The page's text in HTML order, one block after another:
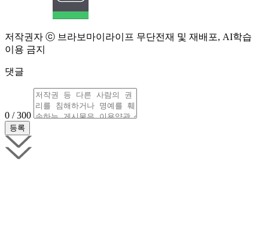
저작권자 ⓒ 브라보마이라이프 무단전재 및 재배포, AI학습
이용 금지
댓글
0 / 300